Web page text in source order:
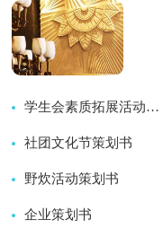
学生会素质拓展活动策划书
社团文化节策划书
野炊活动策划书
企业策划书